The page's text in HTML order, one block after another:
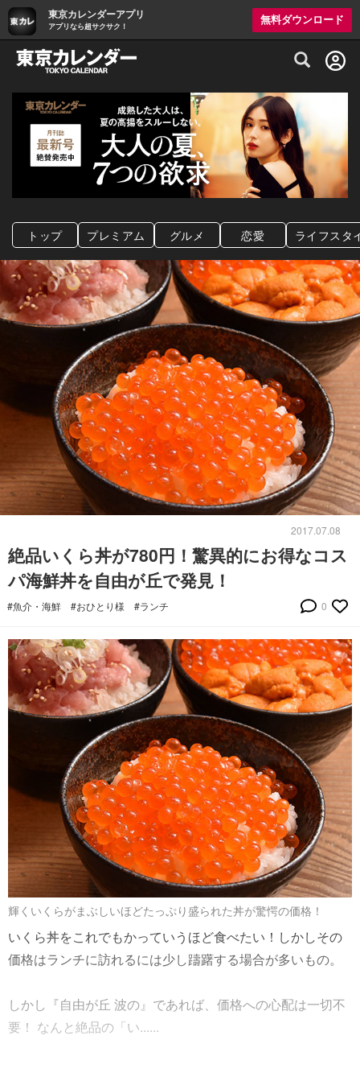
東京カレンダーアプリ
アプリなら超サクサク！
無料ダウンロード
グルメ情報・プレミアムレストラン予約
トップ プレミアム グルメ 恋愛 ライフスタ
2017.07.08
絶品いくら丼が780円！驚異的にお得なコス
パ海鮮丼を自由が丘で発見！
#魚介・海鮮 #おひとり様 #ランチ 0
輝くいくらがまぶしいほどたっぷり盛られた丼が驚愕の価格！
いくら丼をこれでもかっていうほど食べたい！しかしその
価格はランチに訪れるには少し躊躇する場合が多いもの。
しかし『自由が丘 波の』であれば、価格への心配は一切不
要！ なんと絶品の「い......